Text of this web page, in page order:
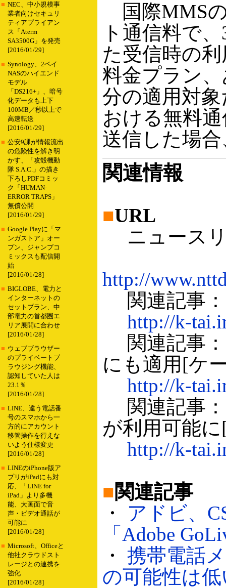
■ NEC、中小規模事
業者向けセキュリ
ティアプライアン
ス「Aterm
SA3500G」を発売
[2016/01/29]
■ Synology、2ベイ
NASのハイエンド
モデル
「DS216+」、暗号
化データも上下
100MB／秒以上で
高速転送
[2016/01/29]
■ 公安9課が情報流出
の危険性を解き明
かす、「攻殻機動
隊 S.A.C.」の描き
下ろしPDFコミッ
ク「HUMAN-
ERROR TRAPS」
無償公開
[2016/01/29]
■ Google Playに「マ
ンガストア」オー
プン、ジャンプコ
ミックスも配信開
始
[2016/01/28]
■ BIGLOBE、電力と
インターネットの
セットプラン、中
部電力の首都圏エ
リア展開に合わせ
[2016/01/28]
■ ウェブブラウザー
のプライベートブ
ラウジング機能、
認知していた人は
23.1％
[2016/01/28]
■ LINE、違う電話番
号のスマホから一
方的にアカウント
移管操作を行えな
いよう仕様変更
[2016/01/28]
■ LINEのiPhone版ア
プリがiPadにも対
応、「LINE for
iPad」より多機
能、大画面で音
声・ビデオ通話が
可能に
[2016/01/28]
■ Microsoft、Officeと
他社クラウドスト
レージとの連携を
強化
[2016/01/28]
国際MMS
ト通信料で
た受信時の
料金プラン
分の適用対
おける無料
送信した場
関連情報
■URL
ニュース
http://
関連記事：
http://k-
関連記事：
にも適用[ケ
http://k-
関連記事：
が利用可能
http://k-
■関連記事
・ アドビ、
「Adobe
・ 携帯電話
の可能性は低